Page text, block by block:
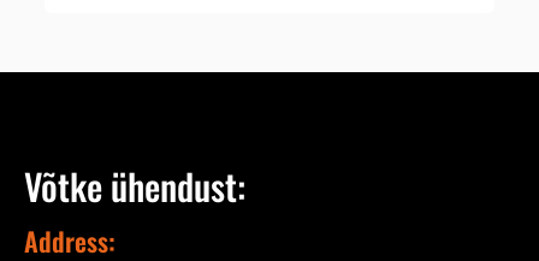
Võtke ühendust:
Address: